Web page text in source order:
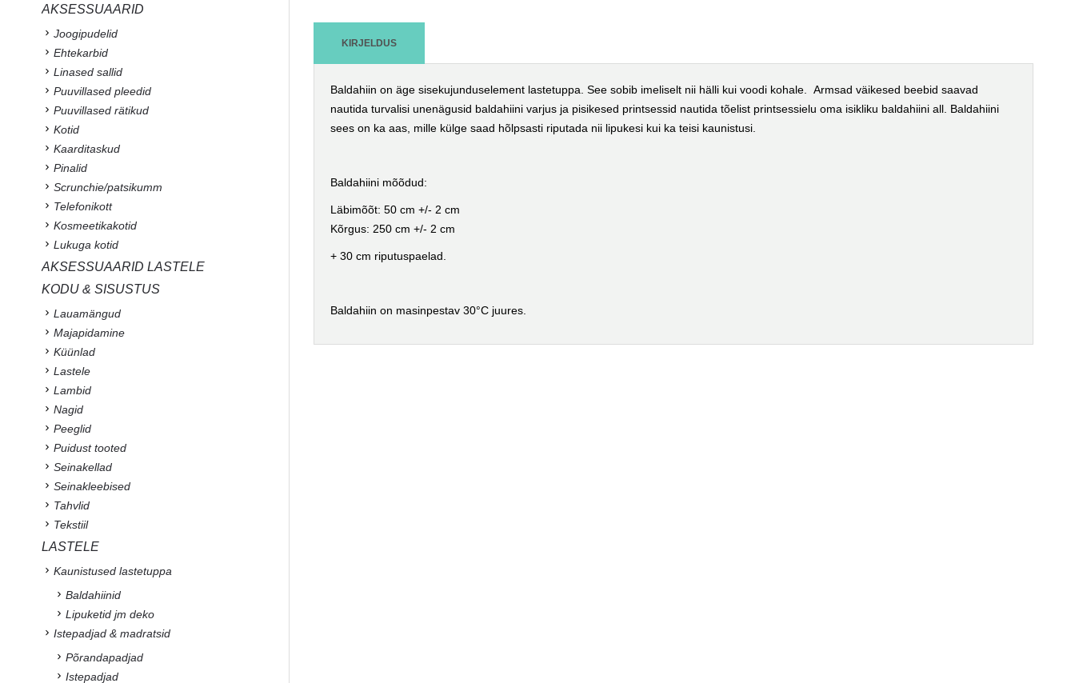
KIRJELDUS
Baldahiin on äge sisekujunduselement lastetuppa. See sobib imeliselt nii hälli kui voodi kohale. Armsad väikesed beebid saavad
nautida turvalisi unenägusid baldahiini varjus ja pisikesed printsessid nautida tõelist printsessielu oma isikliku baldahiini all. Baldahiini
sees on ka aas, mille külge saad hõlpsasti riputada nii lipukesi kui ka teisi kaunistusi.
Baldahiini mõõdud:
Läbimõõt: 50 cm +/- 2 cm
Kõrgus: 250 cm +/- 2 cm
+ 30 cm riputuspaelad.
Baldahiin on masinpestav 30°C juures.
AKSESSUAARID
Joogipudelid
Ehtekarbid
Linased sallid
Puuvillased pleedid
Puuvillased rätikud
Kotid
Kaarditaskud
Pinalid
Scrunchie/patsikumm
Telefonikott
Kosmeetikakotid
Lukuga kotid
AKSESSUAARID LASTELE
KODU & SISUSTUS
Lauamängud
Majapidamine
Küünlad
Lastele
Lambid
Nagid
Peeglid
Puidust tooted
Seinakellad
Seinakleebised
Tahvlid
Tekstiil
LASTELE
Kaunistused lastetuppa
Baldahiinid
Lipuketid jm deko
Istepadjad & madratsid
Põrandapadjad
Istepadjad